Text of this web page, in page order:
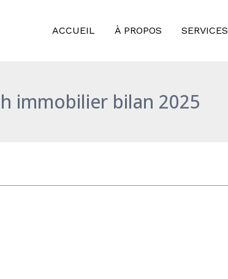
ACCUEIL À PROPOS SERVICES
immobilier bilan 2025